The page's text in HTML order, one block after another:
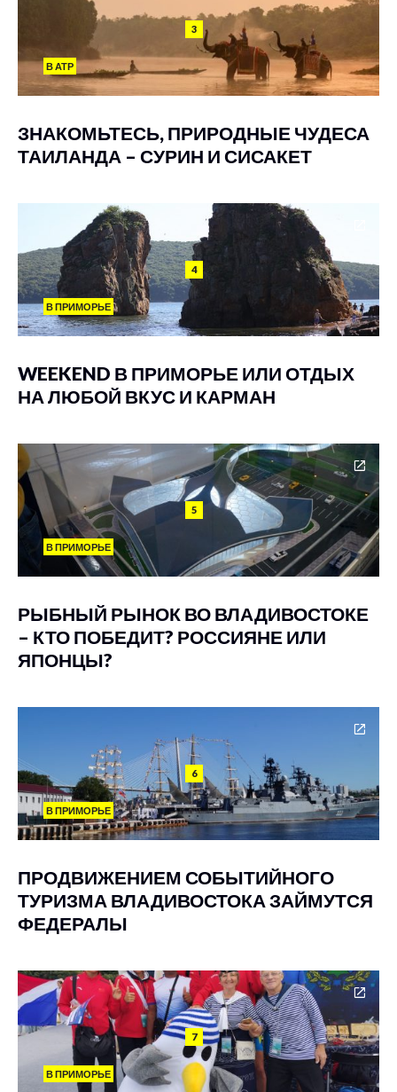
3
В АТР
ЗНАКОМЬТЕСЬ, ПРИРОДНЫЕ ЧУДЕСА
ТАИЛАНДА – СУРИН И СИСАКЕТ
4
В ПРИМОРЬЕ
WEEKEND В ПРИМОРЬЕ ИЛИ ОТДЫХ
НА ЛЮБОЙ ВКУС И КАРМАН
5
В ПРИМОРЬЕ
РЫБНЫЙ РЫНОК ВО ВЛАДИВОСТОКЕ
– КТО ПОБЕДИТ? РОССИЯНЕ ИЛИ
ЯПОНЦЫ?
6
В ПРИМОРЬЕ
ПРОДВИЖЕНИЕМ СОБЫТИЙНОГО
ТУРИЗМА ВЛАДИВОСТОКА ЗАЙМУТСЯ
ФЕДЕРАЛЫ
7
В ПРИМОРЬЕ